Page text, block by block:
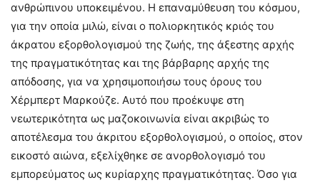
ανθρώπινου υποκειμένου. Η επαναμύθευση του κόσμου,
για την οποία μιλώ, είναι ο πολιορκητικός κριός του
άκρατου εξορθολογισμού της ζωής, της άξεστης αρχής
της πραγματικότητας και της βάρβαρης αρχής της
απόδοσης, για να χρησιμοποιήσω τους όρους του
Χέρμπερτ Μαρκούζε. Αυτό που προέκυψε στη
νεωτερικότητα ως μαζοκοινωνία είναι ακριβώς το
αποτέλεσμα του άκριτου εξορθολογισμού, ο οποίος, στον
εικοστό αιώνα, εξελίχθηκε σε ανορθολογισμό του
εμπορεύματος ως κυρίαρχης πραγματικότητας. Όσο για